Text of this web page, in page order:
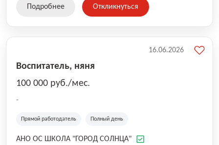
Подробнее Откликнуться
Воспитатель, няня
100 000 руб./мес.
-
Прямой работодатель Полный день
АНО ОС ШКОЛА "ГОРОД СОЛНЦА"
16.06.2026